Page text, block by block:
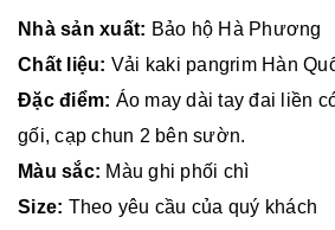
Nhà sản xuất: Bảo hộ Hà Phương
Chất liệu: Vải kaki pangrim Hàn
Đặc điểm: Áo may dài tay đai liền
gối, cạp chun 2 bên sườn.
Màu sắc: Màu ghi phối chì
Size: Theo yêu cầu của quý khách